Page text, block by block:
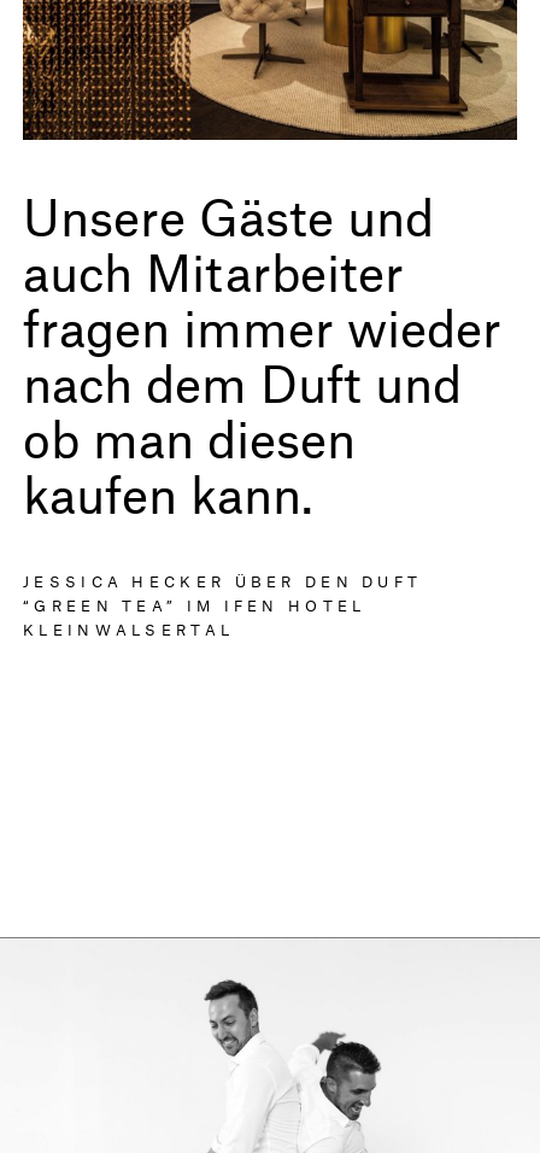
Unsere Gäste und
auch Mitarbeiter
fragen immer wieder
nach dem Duft und
ob man diesen
kaufen kann.
JESSICA HECKER ÜBER DEN DUFT
“GREEN TEA” IM IFEN HOTEL
KLEINWALSERTAL